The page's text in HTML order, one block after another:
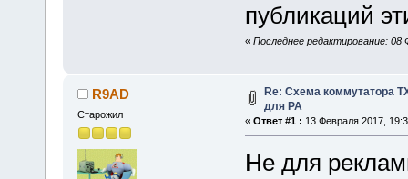
публикаций
« Последнее редактирование: 08
R9AD
Старожил
Re: Схема коммутатора
для РА
« Ответ #1 : 13 Февраля 2017,
Не для